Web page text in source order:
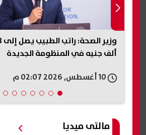
حقيقة وقوع زلزال في مصر اليوم..
«البحوث الفلكية» تحسم الجدل
مالتى ميديا